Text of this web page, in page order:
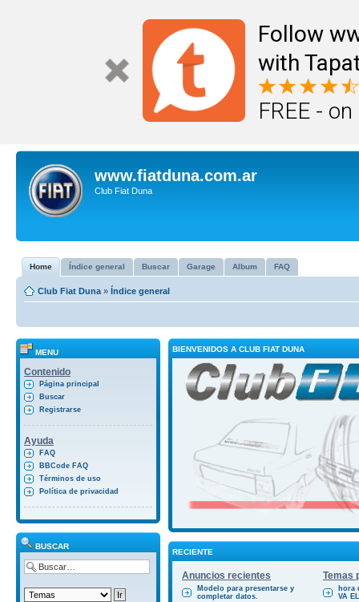
Follow
with
FREE -
www.fiatduna.com.ar
Club Fiat Duna
Home Índice general Buscar Garage Album FAQ
Club Fiat Duna » Índice general
MENU
Contenido
Página principal
Buscar
Registrarse
Ayuda
FAQ
BBCode FAQ
Términos de uso
Política de privacidad
BUSCAR
BIENVENIDOS A CLUB FIAT DUNA
RECIENTE
Anuncios recientes Temas
Modelo para presentarse y
completar datos.
hora
VA